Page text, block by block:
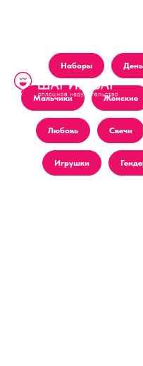
Наборы
Мальчики Женские
Любовь Свечи
Игрушки